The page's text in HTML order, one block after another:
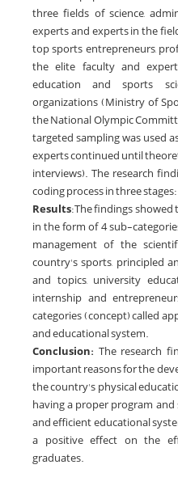
three fields of science,
experts and experts in the
top sports entrepreneurs,
the elite faculty and
education and sports
organizations (Ministry of
the National Olympic
targeted sampling was used
experts continued until
interviews). The research
coding process in three
Results:The findings
in the form of 4 sub-
management of the
country's sports, principled
and topics, university
internship and
categories (concept) called
and educational system.
Conclusion: The research
important reasons for the
the country's physical
having a proper program
and efficient educational
a positive effect on the
graduates.